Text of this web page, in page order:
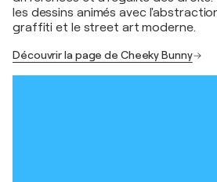
les dessins animés avec
graffiti et le street art moderne.
Découvrir la page de Cheeky Bunny